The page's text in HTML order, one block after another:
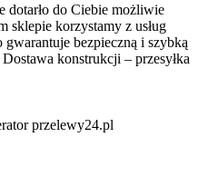
dotarło do Ciebie możliwie
sklepie korzystamy z usług
bezpieczną i szybką
konstrukcji – przesyłka
przelewy24.pl